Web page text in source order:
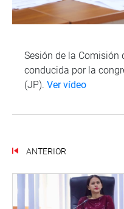
Sesión de la Comisión
conducida por la
(JP). Ver vídeo
ANTERIOR